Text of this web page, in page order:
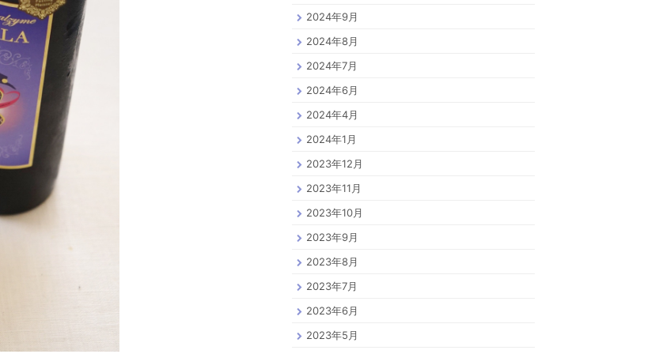
2024年9月
2024年8月
2024年7月
2024年6月
2024年4月
2024年1月
2023年12月
2023年11月
2023年10月
2023年9月
2023年8月
2023年7月
2023年6月
2023年5月